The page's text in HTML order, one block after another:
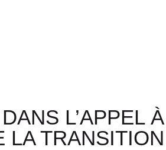
L’APPEL À
LA TRANSITION